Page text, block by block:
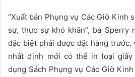
“Xuất bản Phụng vụ Các Giờ Kinh
sự, thực sự khó khăn”, bà Sperry
đặc biệt phải được đặt hàng trước,
nhất định mới có thể in loại giấy
dụng Sách Phụng vụ Các Giờ